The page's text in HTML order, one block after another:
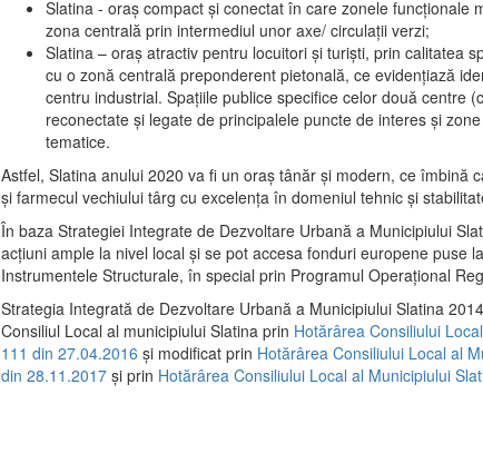
Slatina - oraş compact şi conectat în care zonele funcţionale
zona centrală prin intermediul unor axe/ circulații verzi;
Slatina – oraş atractiv pentru locuitori şi turişti, prin calitatea
cu o zonă centrală preponderent pietonală, ce evidenţiază
centru industrial. Spaţiile publice specifice celor două centre
reconectate şi legate de principalele puncte de interes şi
tematice.
Astfel, Slatina anului 2020 va fi un oraş tânăr şi modern, ce îmbină
şi farmecul vechiului târg cu excelenţa în domeniul tehnic şi
În baza Strategiei Integrate de Dezvoltare Urbană a Municipiului
acţiuni ample la nivel local şi se pot accesa fonduri europene puse
Instrumentele Structurale, în special prin Programul Operațional
Strategia Integrată de Dezvoltare Urbană a Municipiului Slatina
Consiliul Local al municipiului Slatina prin Hotărârea Consiliului
111 din 27.04.2016 și modificat prin Hotărârea Consiliului Local al
din 28.11.2017 și prin Hotărârea Consiliului Local al Municipiului